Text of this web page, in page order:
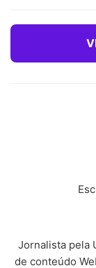
Jornalista pela
de conteúdo